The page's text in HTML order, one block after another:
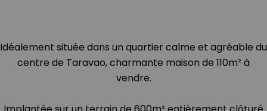
Idéalement située dans un quartier calme et agréable du
centre de Taravao, charmante maison de 110m² à
vendre.